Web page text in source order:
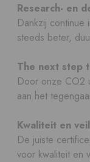
Research- en
Dankzij
steeds beter,
The next step
Door onze CO2
aan het
Kwaliteit en
De juiste
voor kwaliteit en